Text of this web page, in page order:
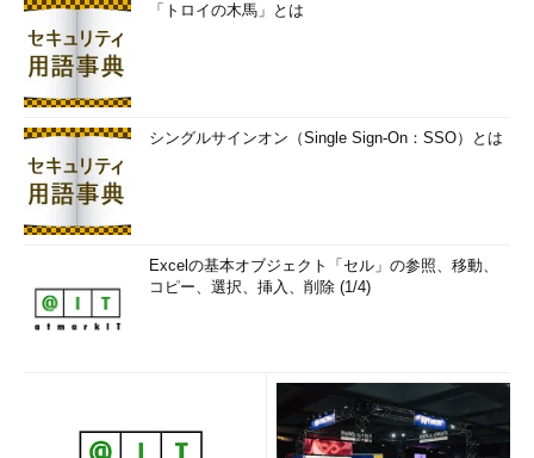
「トロイの木馬」とは
シングルサインオン（Single Sign-On：SSO）とは
Excelの基本オブジェクト「セル」の参照、移動、
コピー、選択、挿入、削除 (1/4)